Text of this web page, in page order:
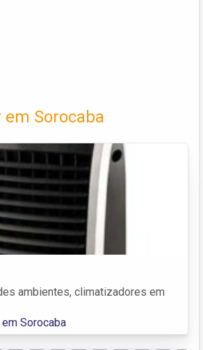
Sorocaba
ambientes, climatizadores em
Sorocaba